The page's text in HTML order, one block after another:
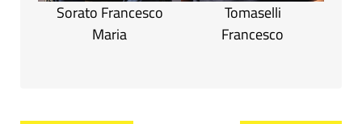
Sorato Francesco
Maria
Tomaselli
Francesco